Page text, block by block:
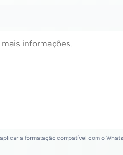
a formatação compatível com o